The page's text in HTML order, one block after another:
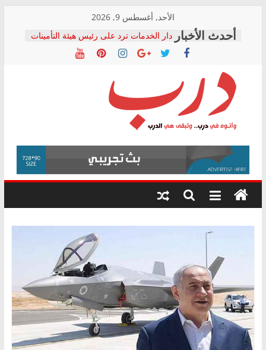
content
الأحد, أغسطس 9, 2026
دار الخدمات ترد على رئيس هيئة التأمينات
بعد مؤتمره الصحفي: إنكار الأزمة لا ينهي
معاناة أصحاب المعاشات.. ونطالب بكشف
فرحات سليمان يكتب: القطاع الصحي إلى
أين؟
حزب التحالف الشعبي يطلق لجنة “الحق
في الصحة” بالإسكندرية لرصد الانتهاكات
ودعم المرضى
الوزاري لمدينة الصحفيين.. وانتهاء أعمال
إنشاء المبنى الإداري
المجلس القومي لحقوق الإنسان يعلن
متابعة قضية الدكتور محمد زهران.. ويؤكد:
قرينة البراءة وضمانات المحاكمة العادلة
درب
وأتوه
درب..
وتبقى
هي